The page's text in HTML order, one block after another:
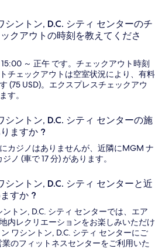
シントン, D.C. シティ センターのチ
クアウトの時刻を教えてくださ
～ 正午 です。チェックアウト時刻
チェックアウトは空室状況により、有料
(75 USD)。エクスプレスチェックアウ
す。
シントン, D.C. シティ センターの施
ますか ?
カジノはありませんが、近隣にMGM ナ
ノ (車で 17 分) があります。
シントン, D.C. シティ センターと近
すか ?
トン, D.C. シティ センターでは、エア
内レクリエーションをお楽しみいただけ
ワシントン, D.C. シティ センターにご
のフィットネスセンターをご利用いた